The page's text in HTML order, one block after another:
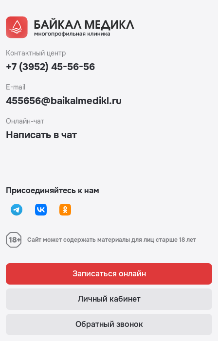
вступать в половой контакт за 36 часов до сдачи
анализов.
Контактный центр
+7 (3952) 45-56-56
E-mail
455656@baikalmedikl.ru
Онлайн-чат
Написать в чат
Присоединяйтесь к нам
Сайт может содержать материалы для лиц старше 18 лет
Записаться онлайн
Личный кабинет
Обратный звонок